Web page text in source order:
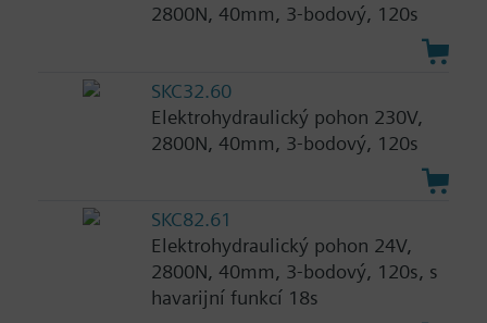
2800N, 40mm, 3-bodový, 120s
SKC32.60
Elektrohydraulický pohon 230V,
2800N, 40mm, 3-bodový, 120s
SKC82.61
Elektrohydraulický pohon 24V,
2800N, 40mm, 3-bodový, 120s, s
havarijní funkcí 18s